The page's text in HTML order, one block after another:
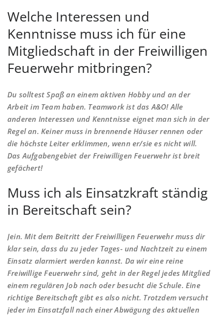
Welche Interessen und
Kenntnisse muss ich für eine
Mitgliedschaft in der Freiwilligen
Feuerwehr mitbringen?
Du solltest Spaß an einem aktiven Hobby und an der
Arbeit im Team haben. Teamwork ist das A&O! Alle
anderen Interessen und Kenntnisse eignet man sich in der
Regel an. Keiner muss in brennende Häuser rennen oder
die höchste Leiter erklimmen, wenn er/sie es nicht will.
Das Aufgabengebiet der Freiwilligen Feuerwehr ist breit
gefächert!
Muss ich als Einsatzkraft ständig
in Bereitschaft sein?
Jein. Mit dem Beitritt der Freiwilligen Feuerwehr muss dir
klar sein, dass du zu jeder Tages- und Nachtzeit zu einem
Einsatz alarmiert werden kannst. Da wir eine reine
Freiwillige Feuerwehr sind, geht in der Regel jedes Mitglied
einem regulären Job nach oder besucht die Schule. Eine
richtige Bereitschaft gibt es also nicht. Trotzdem versucht
jeder im Einsatzfall nach einer Abwägung des aktuellen